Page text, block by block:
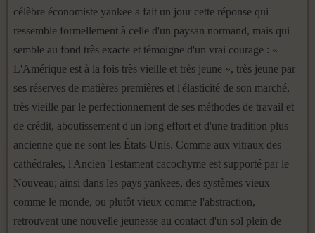
célèbre éco­nomiste yankee a fait un jour cette réponse qui
ressemble formellement à celle d'un paysan normand, mais qui
semble au fond très exacte et témoigne d'un vrai courage : «
L'Amérique est à la fois très vieille et très jeune », très jeune par
ses réserves de matières premières et l'élasticité de son marché,
très vieille par le perfectionnement de ses méthodes de tra­vail et
de crédit, aboutissement d'un long effort et d'une tradition plus
ancienne que ne sont les États-Unis. Comme aux vitraux des
cathédra­les, l'Ancien Testament cacochyme est supporté par le
Nouveau; ainsi dans les pays yankees, des systèmes vieux
comme le monde, ou plutôt vieux comme l'abstraction,
retrouvent une nouvelle jeunesse au contact d'un sol plein de